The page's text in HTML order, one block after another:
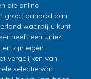
die online
groot aanbod aan
waarbij u kunt
heeft een uniek
zijn eigen
vergelijken van
selectie van